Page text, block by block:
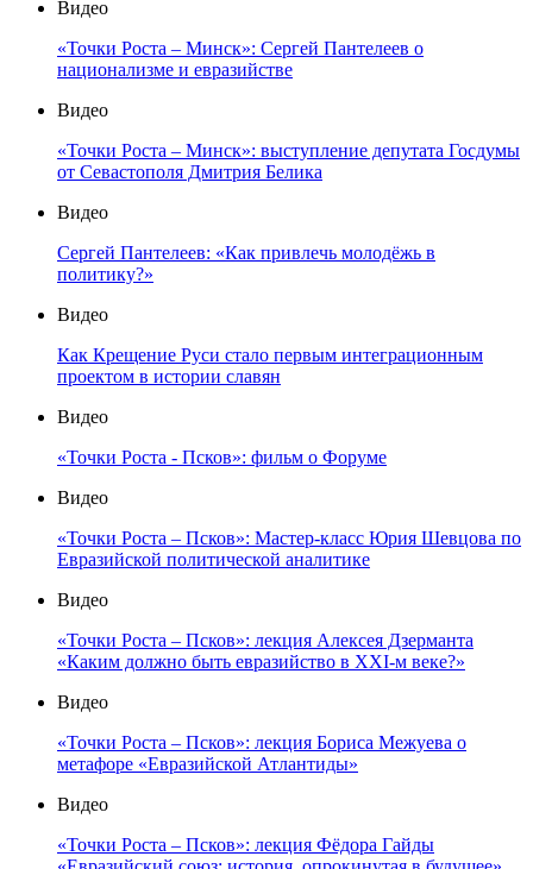
Видео
«Точки Роста – Минск»: Сергей Пантелеев о
национализме и евразийстве
Видео
«Точки Роста – Минск»: выступление депутата Госдумы
от Севастополя Дмитрия Белика
Видео
Сергей Пантелеев: «Как привлечь молодёжь в
политику?»
Видео
Как Крещение Руси стало первым интеграционным
проектом в истории славян
Видео
«Точки Роста - Псков»: фильм о Форуме
Видео
«Точки Роста – Псков»: Мастер-класс Юрия Шевцова по
Евразийской политической аналитике
Видео
«Точки Роста – Псков»: лекция Алексея Дзерманта
«Каким должно быть евразийство в XXI-м веке?»
Видео
«Точки Роста – Псков»: лекция Бориса Межуева о
метафоре «Евразийской Атлантиды»
Видео
«Точки Роста – Псков»: лекция Фёдора Гайды